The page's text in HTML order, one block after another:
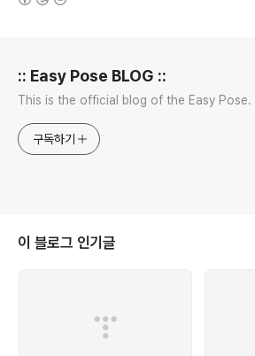
:: Easy Pose BLOG ::
This is the official blog of the Easy Pose.
구독하기
이 블로그 인기글